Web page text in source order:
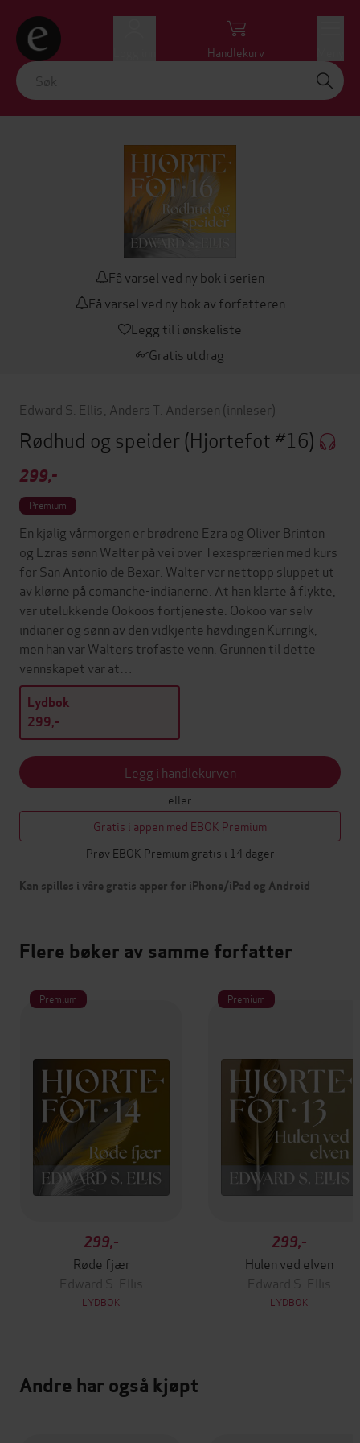
Handlekurv
Få varsel ved ny bok i serien
Få varsel ved ny bok av forfatteren
Legg til i ønskeliste
Gratis utdrag
Edward S. Ellis Anders T. Andersen (innleser)
Rødhud og speider(Hjortefot #16)
299,-
Premium
En kjølig vårmorgen er brødrene Ezra og Oliver Brinton
og Ezras sønn Walter på vei over Texasprærien med kurs
for San Antonio de Bexar. Walter var nettopp sluppet ut
av klørne på comanche-indianerne. At han klarte å flykte,
var utelukkende Ookoos fortjeneste. Ookoo var selv
indianer og sønn av den vidkjente høvdingen Kurringk,
men han var Walters trofaste venn. Grunnen til dette
vennskapet var at…
Lydbok
299,-
Legg i handlekurven
eller
Gratis i appen med EBOK Premium
Prøv EBOK Premium gratis i 14 dager
Kan spilles i våre gratis apper for iPhone/iPad og Android
Flere bøker av samme forfatter
Premium
299,-
Røde fjær
Edward S. Ellis
LYDBOK
Premium
299,-
Hulen ved elven
Edward S. Ellis
LYDBOK
Andre har også kjøpt